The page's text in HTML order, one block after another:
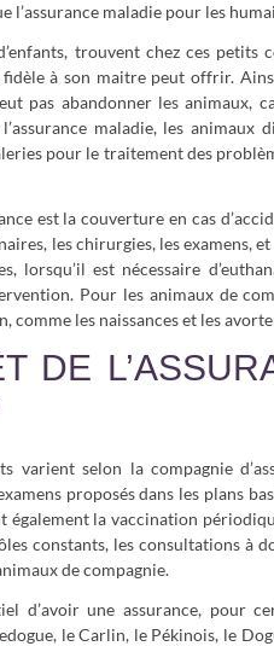
l’assurance maladie pour les
trouvent chez ces petits
à son maitre peut offrir.
pas abandonner les animaux,
maladie, les animaux
pour le traitement des
est la couverture en cas
les chirurgies, les examens,
lorsqu’il est nécessaire
Pour les animaux de
comme les naissances et les
DE
varient selon la compagnie
proposés dans les plans
la vaccination
constants, les consultations à
de compagnie.
d’avoir une assurance, pour
le Carlin, le Pékinois, le